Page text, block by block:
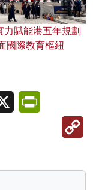
力賦能港五年規劃
國際教育樞紐
X